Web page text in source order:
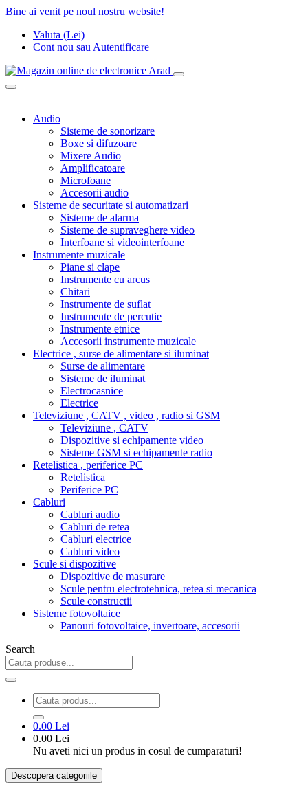
Bine ai venit pe noul nostru website!
Valuta (Lei)
Cont nou sau Autentificare
Audio
Sisteme de sonorizare
Boxe si difuzoare
Mixere Audio
Amplificatoare
Microfoane
Accesorii audio
Sisteme de securitate si automatizari
Sisteme de alarma
Sisteme de supraveghere video
Interfoane si videointerfoane
Instrumente muzicale
Piane si clape
Instrumente cu arcus
Chitari
Instrumente de suflat
Instrumente de percutie
Instrumente etnice
Accesorii instrumente muzicale
Electrice , surse de alimentare si iluminat
Surse de alimentare
Sisteme de iluminat
Electrocasnice
Electrice
Televiziune , CATV , video , radio si GSM
Televiziune , CATV
Dispozitive si echipamente video
Sisteme GSM si echipamente radio
Retelistica , periferice PC
Retelistica
Periferice PC
Cabluri
Cabluri audio
Cabluri de retea
Cabluri electrice
Cabluri video
Scule si dispozitive
Dispozitive de masurare
Scule pentru electrotehnica, retea si mecanica
Scule constructii
Sisteme fotovoltaice
Panouri fotovoltaice, invertoare, accesorii
Search
0.00 Lei
0.00 Lei
Nu aveti nici un produs in cosul de cumparaturi!
Descopera categoriile